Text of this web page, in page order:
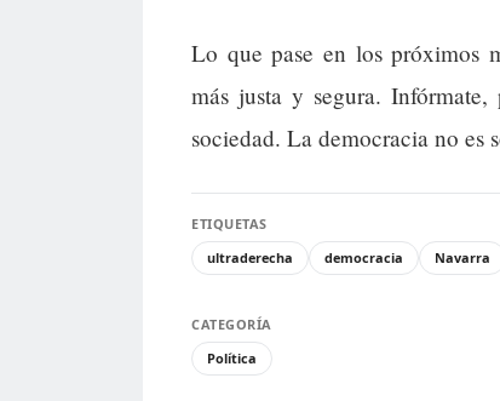
Lo que pase en los próximos
más justa y segura.
sociedad. La democracia no es
ETIQUETAS
ultraderecha
democracia Navarra
CATEGORÍA
Política